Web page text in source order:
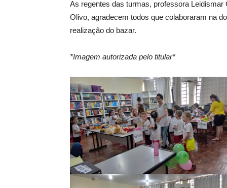
As regentes das turmas, professora
Olivo, agradecem todos que colaboraram na
realização do bazar.
*Imagem autorizada pelo titular*